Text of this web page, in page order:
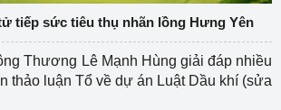
tiếp sức tiêu thụ nhãn lồng Hưng Yên
Thương Lê Mạnh Hùng giải đáp nhiều
thảo luận Tổ về dự án Luật Dầu khí (sửa